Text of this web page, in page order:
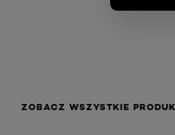
ZOBACZ WSZYSTKIE